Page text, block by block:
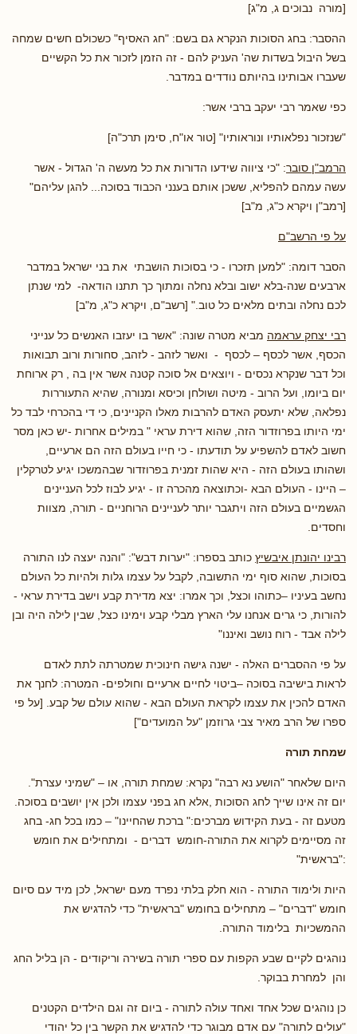
[מורה נבוכים ג, מ"ג]
ההסבר: בחג הסוכות הנקרא גם בשם: "חג האסיף" כשכולם חשים שמחה
בשל היבול בשדות שה' העניק להם - זה הזמן לזכור את כל הקשיים
שעברו אבותינו בהיותם נודדים במדבר.
כפי שאמר רבי יעקב ברבי אשר:
"שנזכור נפלאותיו ונוראותיו" [טור או"ח, סימן תרכ"ה]
הרמב"ן סובר: "כי ציווה שידעו הדורות את כל מעשה ה' הגדול - אשר
עשה עמהם להפליא, ששכן אותם בענני הכבוד בסוכה... להגן עליהם"
[רמב"ן ויקרא כ"ג, מ"ב]
על פי הרשב"ם
הסבר דומה: "למען תזכרו - כי בסוכות הושבתי את בני ישראל במדבר
ארבעים שנה-בלא ישוב ובלא נחלה ומתוך כך תתנו הודאה- למי שנתן
לכם נחלה ובתים מלאים כל טוב." [רשב"ם, ויקרא כ"ג, מ"ב]
רבי יצחק עראמה מביא מטרה שונה: "אשר בו יעזבו האנשים כל ענייני
הכסף, אשר לכסף – לכסף - ואשר לזהב - לזהב, סחורות ורוב תבואות
וכל דבר שנקרא נכסים - ויוצאים אל סוכה קטנה אשר אין בה , רק ארוחת
יום ביומו, ועל הרוב - מיטה ושולחן וכיסא ומנורה, שהיא התעוררות
נפלאה, שלא יתעסק האדם להרבות מאלו הקניינים, כי די בהכרחי לבד כל
ימי היותו בפרוזדור הזה, שהוא דירת עראי " במילים אחרות -יש כאן מסר
חשוב לאדם להשפיע על תודעתו - כי חייו בעולם הזה הם ארעיים,
ושהותו בעולם הזה - היא שהות זמנית בפרוזדור שבהמשכו יגיע לטרקלין
– היינו - העולם הבא -וכתוצאה מהכרה זו - יגיע לבוז לכל העניינים
הגשמיים בעולם הזה ויתגבר יותר לעניינים הרוחניים - תורה, מצוות
וחסדים.
רבינו יהונתן איבשיץ כותב בספרו: "יערות דבש": "והנה יעצה לנו התורה
בסוכות, שהוא סוף ימי התשובה, לקבל על עצמו גלות ולהיות כל העולם
נחשב בעיניו –כתוהו וכצל, וכך אמרו: יצא מדירת קבע וישב בדירת עראי -
להורות, כי גרים אנחנו עלי הארץ מבלי קבע וימינו כצל, שבין לילה היה ובן
לילה אבד - רוח נושב ואיננו"
על פי ההסברים האלה - ישנה גישה חינוכית שמטרתה לתת לאדם
לראות בישיבה בסוכה –ביטוי לחיים ארעיים וחולפים- המטרה: לחנך את
האדם להכין את עצמו לקראת העולם הבא - שהוא עולם של קבע. [על פי
ספרו של הרב מאיר צבי גרוזמן "על המועדים"]
שמחת תורה
היום שלאחר "הושע נא רבה" נקרא: שמחת תורה, או – "שמיני עצרת".
יום זה אינו שייך לחג הסוכות ,אלא חג בפני עצמו ולכן אין יושבים בסוכה.
מטעם זה - בעת הקידוש מברכים:" ברכת שהחיינו" – כמו בכל חג- בחג
זה מסיימים לקרוא את התורה-חומש דברים - ומתחילים את חומש
:"בראשית"
היות ולימוד התורה - הוא חלק בלתי נפרד מעם ישראל, לכן מיד עם סיום
חומש "דברים" – מתחילים בחומש "בראשית" כדי להדגיש את
ההמשכיות בלימוד התורה.
נוהגים לקיים שבע הקפות עם ספרי תורה בשירה וריקודים - הן בליל החג
והן למחרת בבוקר.
כן נוהגים שכל אחד ואחד עולה לתורה - ביום זה וגם הילדים הקטנים
"עולים לתורה" עם אדם מבוגר כדי להדגיש את הקשר בין כל יהודי